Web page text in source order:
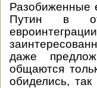
Разобиженные
Путин в
даже
общаются
обиделись,